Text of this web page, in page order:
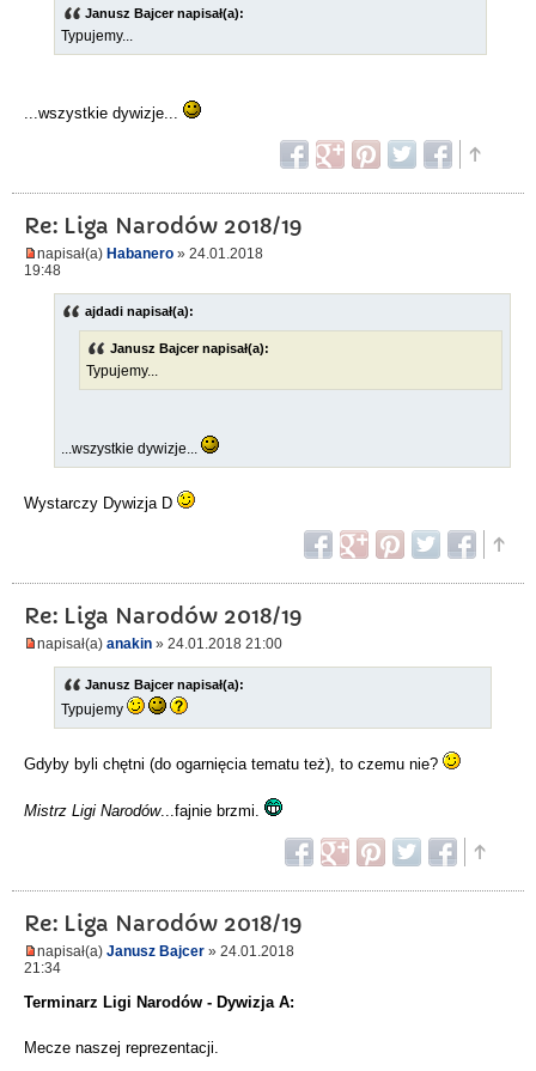
Janusz Bajcer napisał(a):
Typujemy...
...wszystkie dywizje...
Re: Liga Narodów 2018/19
napisał(a) Habanero » 24.01.2018
19:48
ajdadi napisał(a):
Janusz Bajcer napisał(a):
Typujemy...
...wszystkie dywizje...
Wystarczy Dywizja D
Re: Liga Narodów 2018/19
napisał(a) anakin » 24.01.2018 21:00
Janusz Bajcer napisał(a):
Typujemy
Gdyby byli chętni (do ogarnięcia tematu też), to czemu nie?
Mistrz Ligi Narodów...fajnie brzmi.
Re: Liga Narodów 2018/19
napisał(a) Janusz Bajcer » 24.01.2018
21:34
Terminarz Ligi Narodów - Dywizja A:
Mecze naszej reprezentacji.